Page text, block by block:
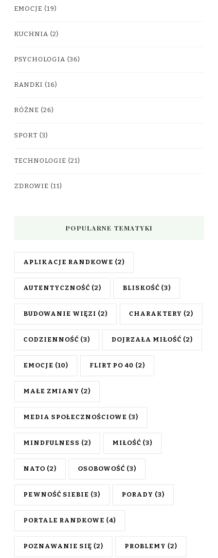
EMOCJE (19)
KUCHNIA (2)
PSYCHOLOGIA (36)
RANDKI (16)
RÓŻNE (26)
SPORT (3)
TECHNOLOGIE (21)
ZDROWIE (11)
POPULARNE TEMATYKI
APLIKACJE RANDKOWE (2)
AUTENTYCZNOŚĆ (2) BLISKOŚĆ (3)
BUDOWANIE WIĘZI (2) CHARAKTERY (2)
CODZIENNOŚĆ (3) DOJRZAŁA MIŁOŚĆ (2)
EMOCJE (10) FLIRT PO 40 (2)
MAŁE ZMIANY (2)
MEDIA SPOŁECZNOŚCIOWE (3)
MINDFULNESS (2) MIŁOŚĆ (3)
NATO (2) OSOBOWOŚĆ (3)
PEWNOŚĆ SIEBIE (3) PORADY (3)
PORTALE RANDKOWE (4)
POZNAWANIE SIĘ (2) PROBLEMY (2)